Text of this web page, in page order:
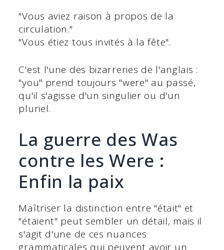
"Vous aviez raison à propos de la
circulation."
"Vous étiez tous invités à la fête".
C'est l'une des bizarreries de l'anglais :
"you" prend toujours "were" au passé,
qu'il s'agisse d'un singulier ou d'un
pluriel.
La guerre des Was
contre les Were :
Enfin la paix
Maîtriser la distinction entre "était" et
"étaient" peut sembler un détail, mais il
s'agit d'une de ces nuances
grammaticales qui peuvent avoir un